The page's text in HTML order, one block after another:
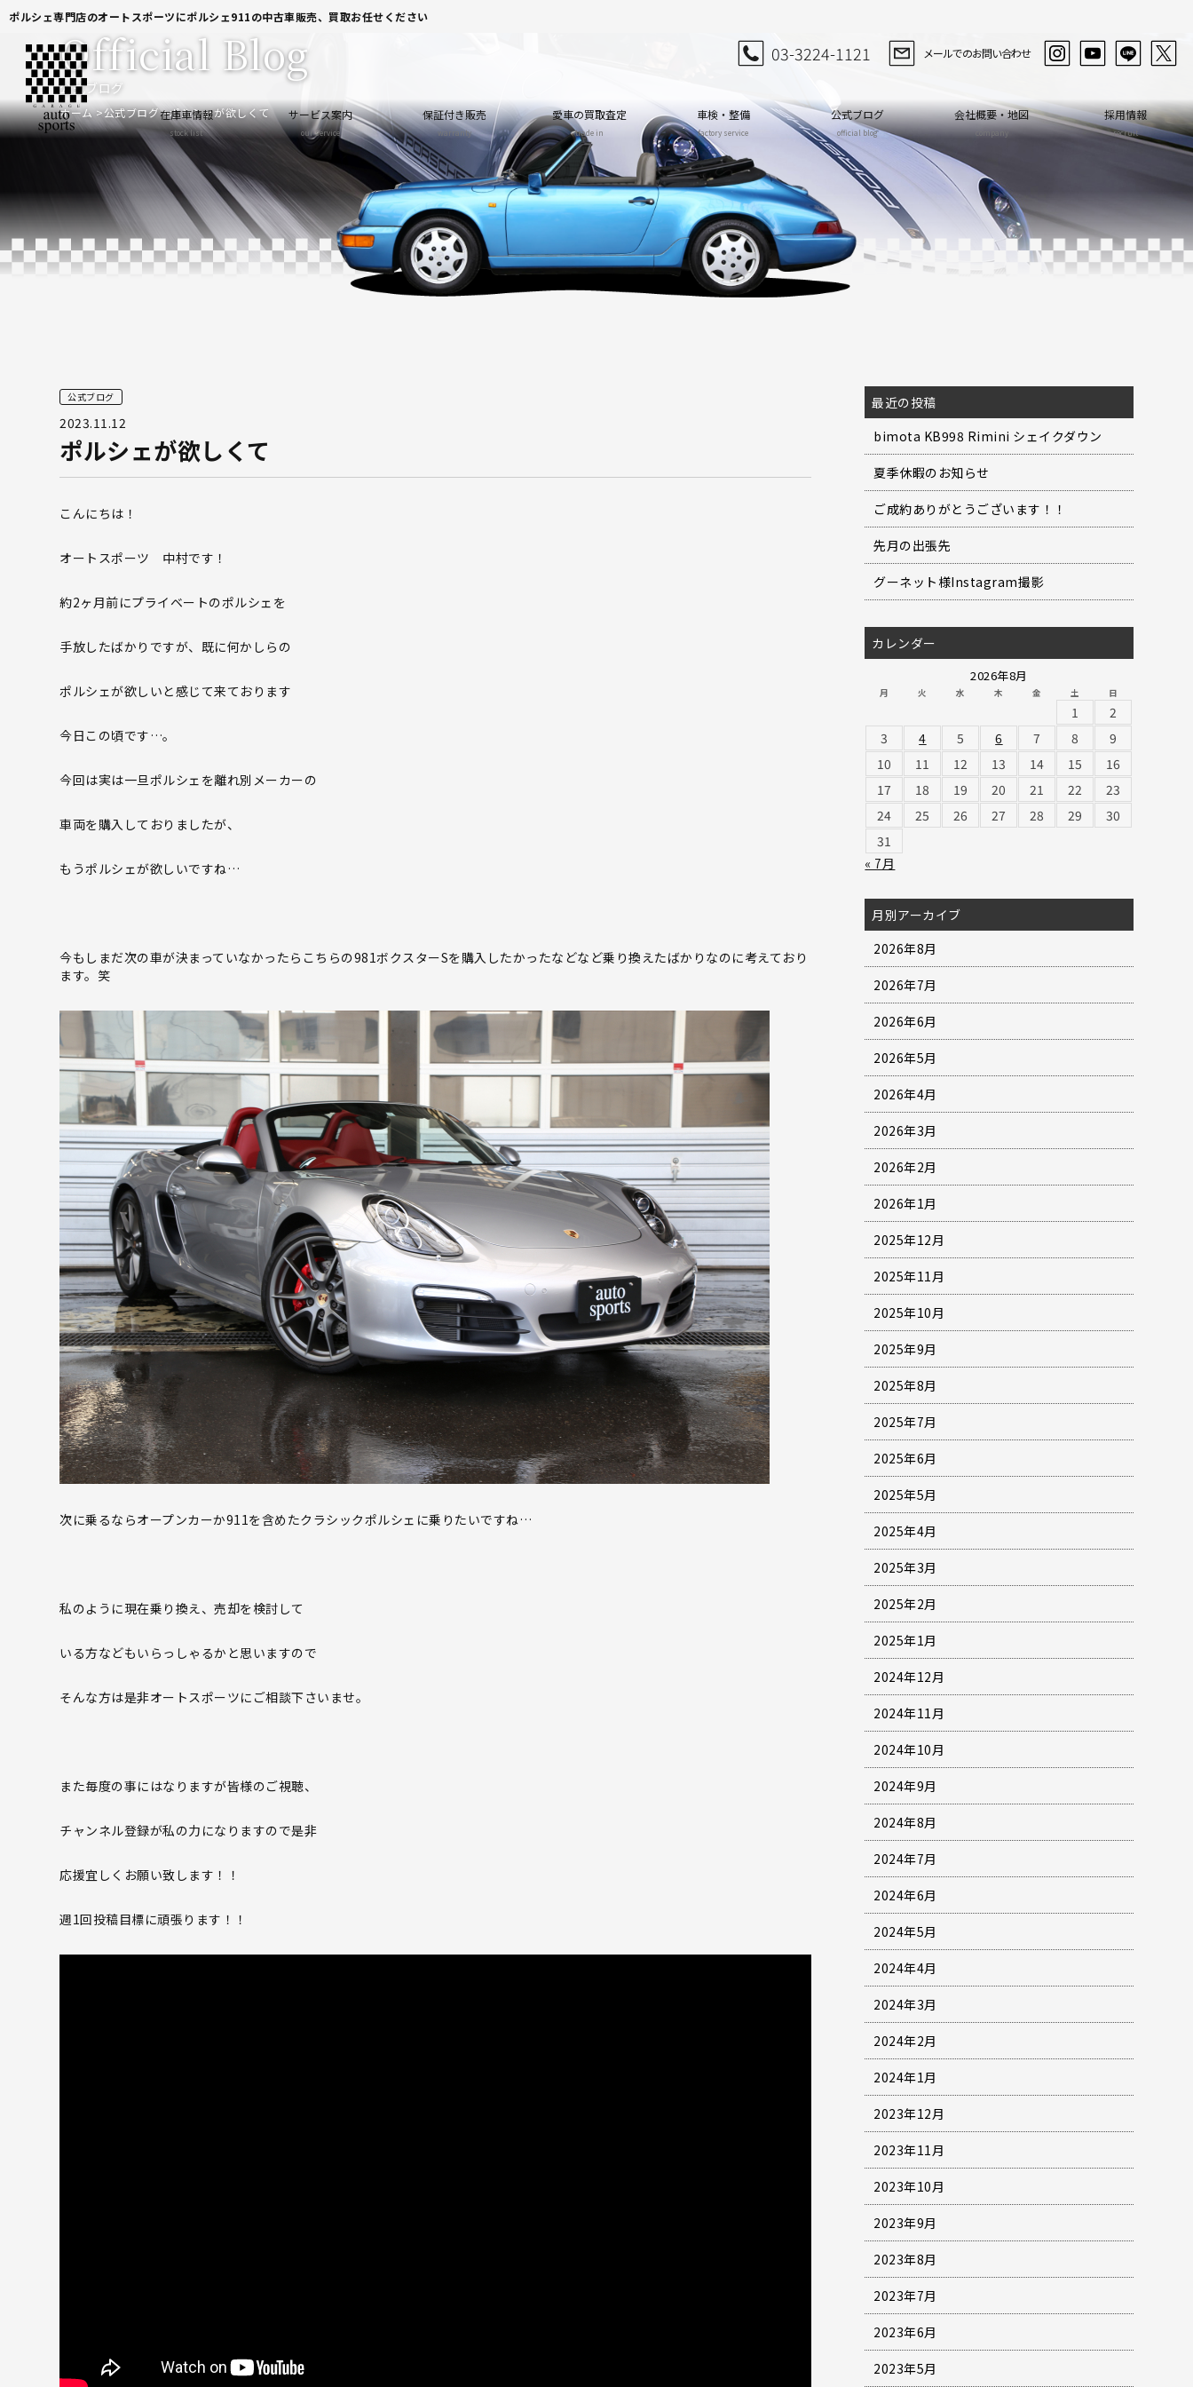
ポルシェ専門店のオートスポーツにポルシェ911の中古車販売、買取お任せください
在庫車情報
stock list
サービス案内
our service
保証付き販売
warranty
愛車の買取査定
trade in
車検・整備
factory service
公式ブログ
official blog
会社概要・地図
company
採用情報
recruit
公式ブログ
Official Blog
ホーム 公式ブログ ポルシェが欲しくて
公式ブログ
2023.11.12
ポルシェが欲しくて
こんにちは！
オートスポーツ 中村です！
約2ヶ月前にプライベートのポルシェを
手放したばかりですが、既に何かしらの
ポルシェが欲しいと感じて来ております
今日この頃です…。
今回は実は一旦ポルシェを離れ別メーカーの
車両を購入しておりましたが、
もうポルシェが欲しいですね…
今もしまだ次の車が決まっていなかったらこちらの981ボクスターSを購入したかったなどなど乗り換えたばかりなのに考えており
ます。笑
次に乗るならオープンカーか911を含めたクラシックポルシェに乗りたいですね…
私のように現在乗り換え、売却を検討して
いる方などもいらっしゃるかと思いますので
そんな方は是非オートスポーツにご相談下さいませ。
また毎度の事にはなりますが皆様のご視聴、
チャンネル登録が私の力になりますので是非
応援宜しくお願い致します！！
週1回投稿目標に頑張ります！！
最近の投稿
bimota KB998 Rimini シェイクダウン
夏季休暇のお知らせ
ご成約ありがとうございます！！
先月の出張先
グーネット様Instagram撮影
カレンダー
2026年8月
月 火 水 木 金 土 日
1
2
3
4 5 6 7 8
9
10
11 12 13 14 15
16
17
18 19 20 21 22
23
24
25 26 27 28 29
30
31
« 7月
月別アーカイブ
2026年8月
2026年7月
2026年6月
2026年5月
2026年4月
2026年3月
2026年2月
2026年1月
2025年12月
2025年11月
2025年10月
2025年9月
2025年8月
2025年7月
2025年6月
2025年5月
2025年4月
2025年3月
2025年2月
2025年1月
2024年12月
2024年11月
2024年10月
2024年9月
2024年8月
2024年7月
2024年6月
2024年5月
2024年4月
2024年3月
2024年2月
2024年1月
2023年12月
2023年11月
2023年10月
2023年9月
2023年8月
2023年7月
2023年6月
2023年5月
03-3224-1121 メールでのお問い合わせ